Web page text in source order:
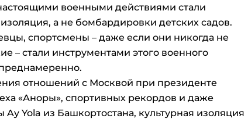
военными действиями стали
а не бомбардировки детских садов.
спортсмены – даже если они никогда не
– стали инструментами этого военного
отношений с Москвой при президенте
«Аноры», спортивных рекордов и даже
Ay Yola из Башкортостана, культурная изоляция